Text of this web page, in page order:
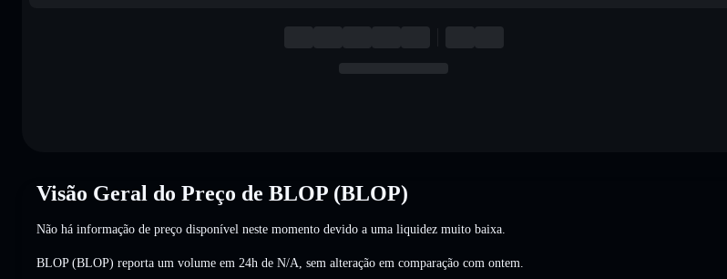
Visão Geral do Preço de BLOP (BLOP)
Não há informação de preço disponível neste momento devido a uma liquidez muito baixa.
BLOP (BLOP) reporta um volume em 24h de N/A sem alteração em comparação com ontem.